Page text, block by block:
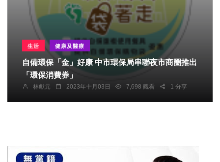
生活 健康及醫療
自備環保「金」好康 中市環保局串聯夜市商圈推出
「環保消費券」
林獻元 2023年十月03日 7,698 觀看 1 分享